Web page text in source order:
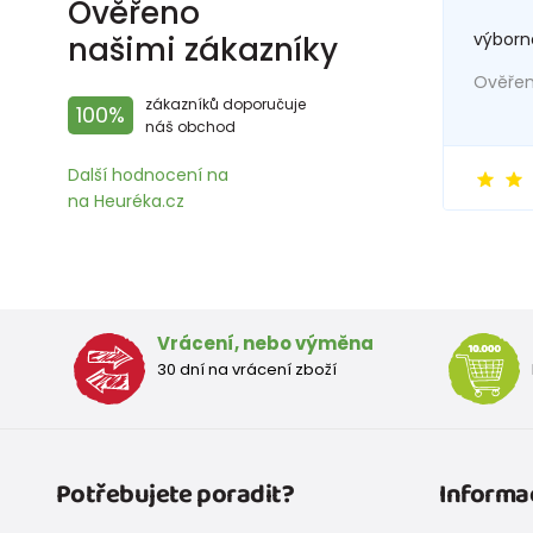
Ověřeno
našimi zákazníky
100%
zákazníků doporučuje
náš obchod
Další hodnocení na
na Heuréka.cz
Vrácení, nebo výměna
30 dní na vrácení zboží
Potřebujete poradit?